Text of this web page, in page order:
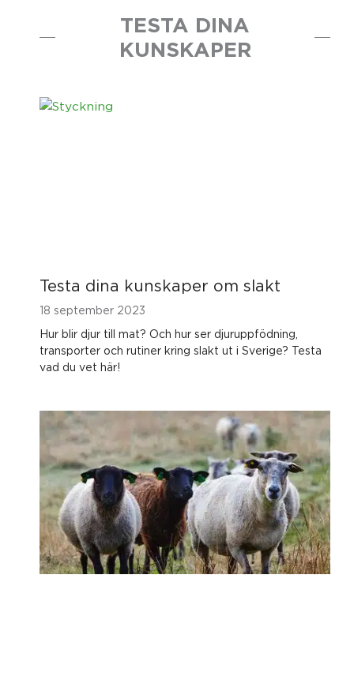
TESTA DINA
KUNSKAPER
Testa dina kunskaper om slakt
18 september 2023
Hur blir djur till mat? Och hur ser djuruppfödning,
transporter och rutiner kring slakt ut i Sverige? Testa
vad du vet här!